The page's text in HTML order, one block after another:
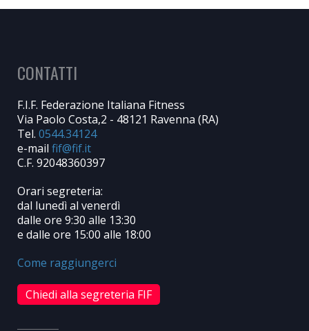
CONTATTI
F.I.F. Federazione Italiana Fitness
Via Paolo Costa,2 - 48121 Ravenna (RA)
Tel. 0544.34124
e-mail
C.F. 92048360397
Orari segreteria:
dal lunedì al venerdì
dalle ore 9:30 alle 13:30
e dalle ore 15:00 alle 18:00
Come raggiungerci
Chiedi alla segreteria FIF